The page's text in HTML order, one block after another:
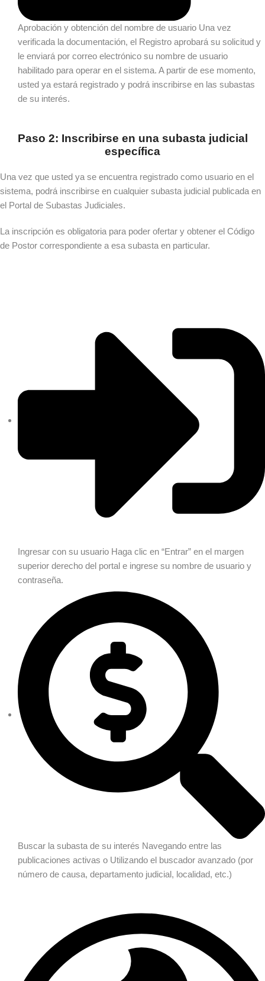
Aprobación y obtención del nombre de usuario Una vez
verificada la documentación, el Registro aprobará su solicitud y
le enviará por correo electrónico su nombre de usuario
habilitado para operar en el sistema. A partir de ese momento,
usted ya estará registrado y podrá inscribirse en las subastas
de su interés.
Paso 2: Inscribirse en una subasta judicial
específica
Una vez que usted ya se encuentra registrado como usuario en el
sistema, podrá inscribirse en cualquier subasta judicial publicada en
el Portal de Subastas Judiciales.
La inscripción es obligatoria para poder ofertar y obtener el Código
de Postor correspondiente a esa subasta en particular.
Ingresar con su usuario Haga clic en “Entrar” en el margen
superior derecho del portal e ingrese su nombre de usuario y
contraseña.
Buscar la subasta de su interés Navegando entre las
publicaciones activas o Utilizando el buscador avanzado (por
número de causa, departamento judicial, localidad, etc.)